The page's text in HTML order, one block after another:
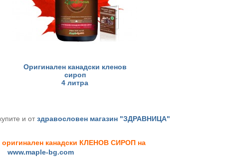
Оригинален канадски кленов
сироп
4 литра
и отздравословен магазин "ЗДРАВНИЦА"
оригинален канадски КЛЕНОВ СИРОП на
www.maple-bg.com